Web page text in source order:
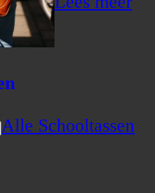
Alle Schooltassen